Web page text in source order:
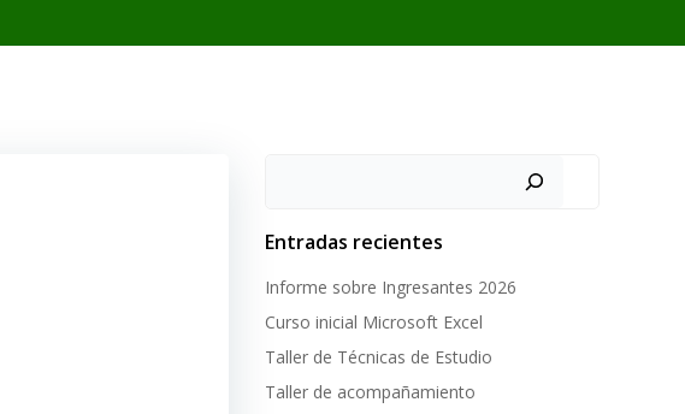
Entradas recientes
Informe sobre Ingresantes 2026
Curso inicial Microsoft Excel
Taller de Técnicas de Estudio
Taller de acompañamiento